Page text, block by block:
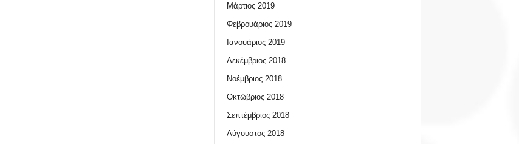
Μάρτιος 2019
Φεβρουάριος 2019
Ιανουάριος 2019
Δεκέμβριος 2018
Νοέμβριος 2018
Οκτώβριος 2018
Σεπτέμβριος 2018
Αύγουστος 2018